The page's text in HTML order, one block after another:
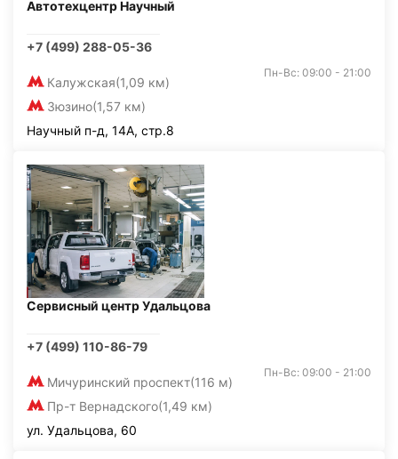
Автотехцентр Научный
+7 (499) 288-05-36
Калужская(1,09 км)
Зюзино(1,57 км)
Пн-Вс: 09:00 - 21:00
Научный п-д, 14А, стр.8
Сервисный центр Удальцова
+7 (499) 110-86-79
Мичуринский проспект(116 м)
Пр-т Вернадского(1,49 км)
Пн-Вс: 09:00 - 21:00
ул. Удальцова, 60